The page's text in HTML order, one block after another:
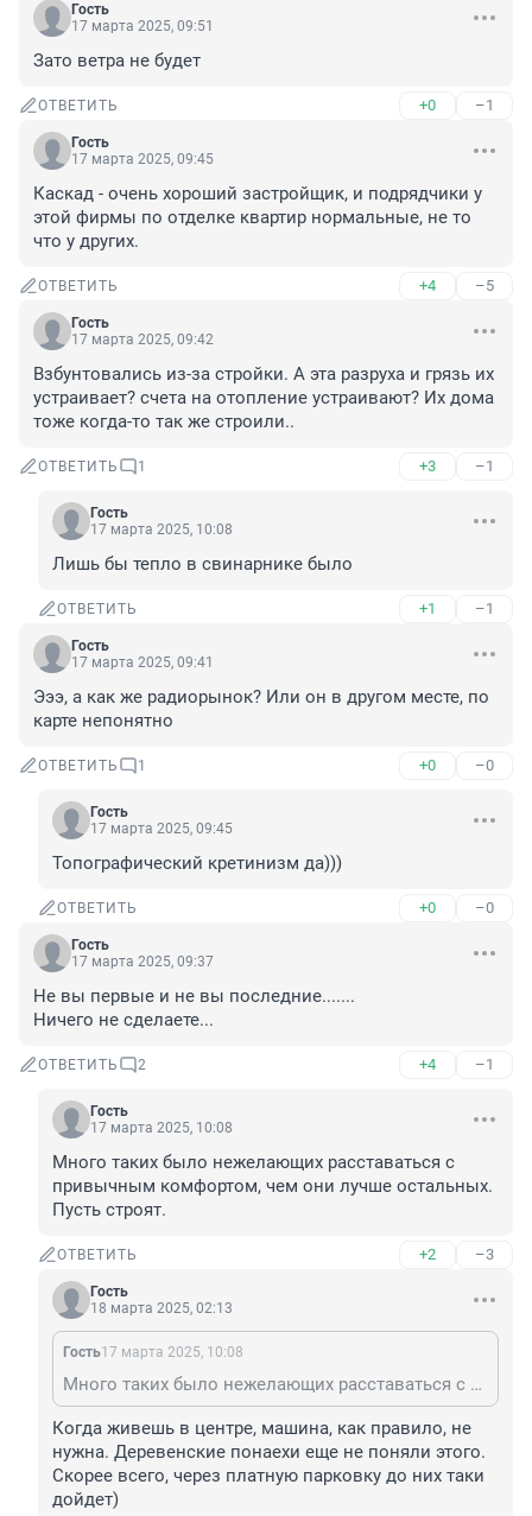
Гость
17 марта 2025, 09:51
Зато ветра не будет
ОТВЕТИТЬ +0 –1
Гость
17 марта 2025, 09:45
Каскад - очень хороший застройщик, и подрядчики у
этой фирмы по отделке квартир нормальные, не то
что у других.
ОТВЕТИТЬ +4 –5
Гость
17 марта 2025, 09:42
Взбунтовались из-за стройки. А эта разруха и грязь их
устраивает? счета на отопление устраивают? Их дома
тоже когда-то так же строили..
ОТВЕТИТЬ 1 +3 –1
Гость
17 марта 2025, 10:08
Лишь бы тепло в свинарнике было
ОТВЕТИТЬ +1 –1
Гость
17 марта 2025, 09:41
Эээ, а как же радиорынок? Или он в другом месте, по
карте непонятно
ОТВЕТИТЬ 1 +0 –0
Гость
17 марта 2025, 09:45
Топографический кретинизм да)))
ОТВЕТИТЬ +0 –0
Гость
17 марта 2025, 09:37
Не вы первые и не вы последние.......
Ничего не сделаете...
ОТВЕТИТЬ 2 +4 –1
Гость
17 марта 2025, 10:08
Много таких было нежелающих расставаться с
привычным комфортом, чем они лучше остальных.
Пусть строят.
ОТВЕТИТЬ +2 –3
Гость
18 марта 2025, 02:13
Гость17 марта 2025, 10:08
Много таких было нежелающих расставаться с привычным комфортом, чем они лучше остальных. Пусть строят.
Когда живешь в центре, машина, как правило, не
нужна. Деревенские понаехи еще не поняли этого.
Скорее всего, через платную парковку до них таки
дойдет)